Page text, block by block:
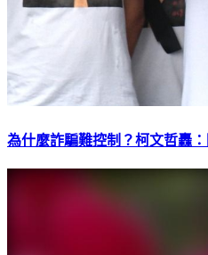
為什麼詐騙難控制？柯文哲轟